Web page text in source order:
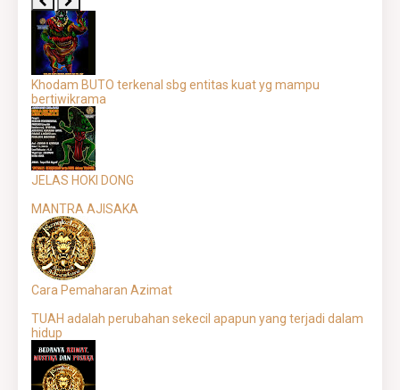
Khodam BUTO terkenal sbg entitas kuat yg mampu
bertiwikrama
JELAS HOKI DONG
MANTRA AJISAKA
Cara Pemaharan Azimat
TUAH adalah perubahan sekecil apapun yang terjadi dalam
hidup